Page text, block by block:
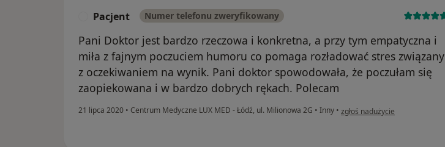
Pacjent Numer telefonu zweryfikowany
Pani Doktor jest bardzo rzeczowa i konkretna, a przy tym empatyczna i
miła z fajnym poczuciem humoru co pomaga rozładować stres związany
z oczekiwaniem na wynik. Pani doktor spowodowała, że poczułam się
zaopiekowana i w bardzo dobrych rękach. Polecam
21 lipca 2020 • Centrum Medyczne LUX MED - Łódź, ul. Milionowa 2G • Inny • w opinii użytkownika Pacjent
zgłoś nadużycie